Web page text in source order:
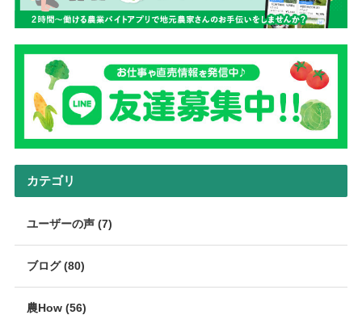
カテゴリ
ユーザーの声 (7)
ブログ (80)
農How (56)